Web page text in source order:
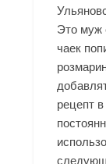
Это муж
чаек
рецепт